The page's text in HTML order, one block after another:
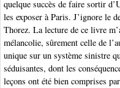
quelque succès de faire sortir
les exposer à Paris. J’ignore le
Thorez. La lecture de ce livre
mélancolie, sûrement celle de
unique sur un système sinistre
séduisantes, dont les
leçons ont été bien comprises